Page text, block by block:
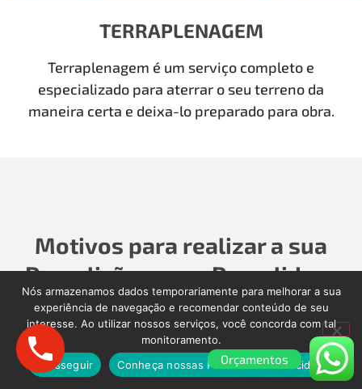
TERRAPLENAGEM
Terraplenagem é um serviço completo e
especializado para aterrar o seu terreno da
maneira certa e deixa-lo preparado para obra.
Motivos para realizar a sua
Demolição com a Demolidora
como Antigamente
Para realizar a sua Demolição, Limpeza Pós-Obra,
Limpeza Pós-enchente, é importante contratar
Orçamentos
Nós armazenamos dados temporariamente para melhorar a sua
experiência de navegação e recomendar conteúdo de seu
interesse. Ao utilizar nossos serviços, você concorda com tal
monitoramento.
Prosseguir
Conheça nossas Políticas de Privacidade.